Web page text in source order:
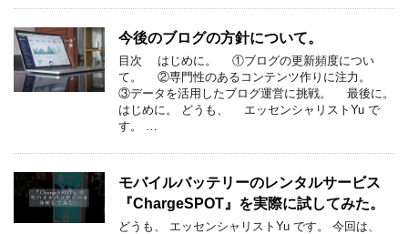
今後のブログの方針について。
目次 はじめに。 ①ブログの更新頻度につい
て。 ②専門性のあるコンテンツ作りに注力。
③データを活用したブログ運営に挑戦。 最後に。
はじめに。 どうも、 エッセンシャリストYu で
す。 …
モバイルバッテリーのレンタルサービス
『ChargeSPOT』を実際に試してみた。
どうも、 エッセンシャリストYu です。 今回は、